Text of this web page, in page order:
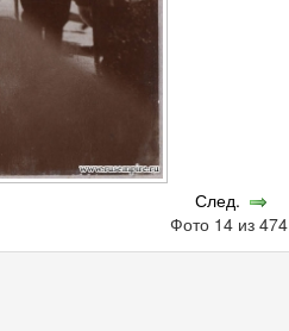
След.
Фото 14 из 474